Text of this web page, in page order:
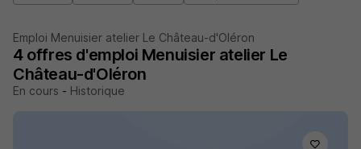
Emploi Menuisier atelier Le Château-d'Oléron
4 offres d'emploi Menuisier atelier Le
Château-d'Oléron
En cours - Historique